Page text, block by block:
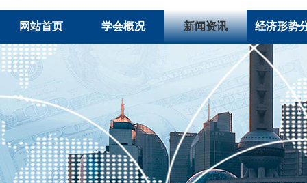
网站首页 学会概况
学术委员会
学会领导
组织机构
新闻资讯
党建动态
学会动态
会员动态
经济形势
经济数据
数说经济
经济运行与
产业发展